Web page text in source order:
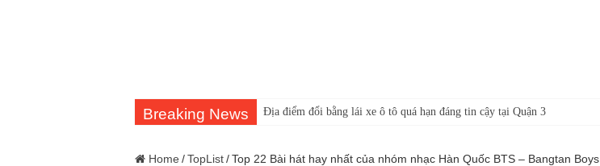
Breaking News Địa điểm đổi bằng lái xe ô tô quá hạn đáng tin cậy tại Quận 3
Home /TopList/Top 22 Bài hát hay nhất của nhóm nhạc Hàn Quốc BTS – Bangtan Boys